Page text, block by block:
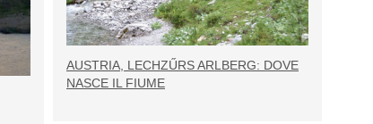
AUSTRIA, LECHZŰRS ARLBERG: DOVE
NASCE IL FIUME